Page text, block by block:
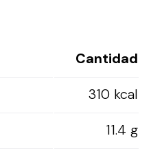
Cantidad
310 kcal
11.4 g